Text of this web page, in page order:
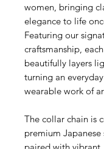
women, bringing
elegance to life
Featuring our
craftsmanship,
beautifully layers
turning an
wearable work of
The collar chain is
premium Japanese
paired with